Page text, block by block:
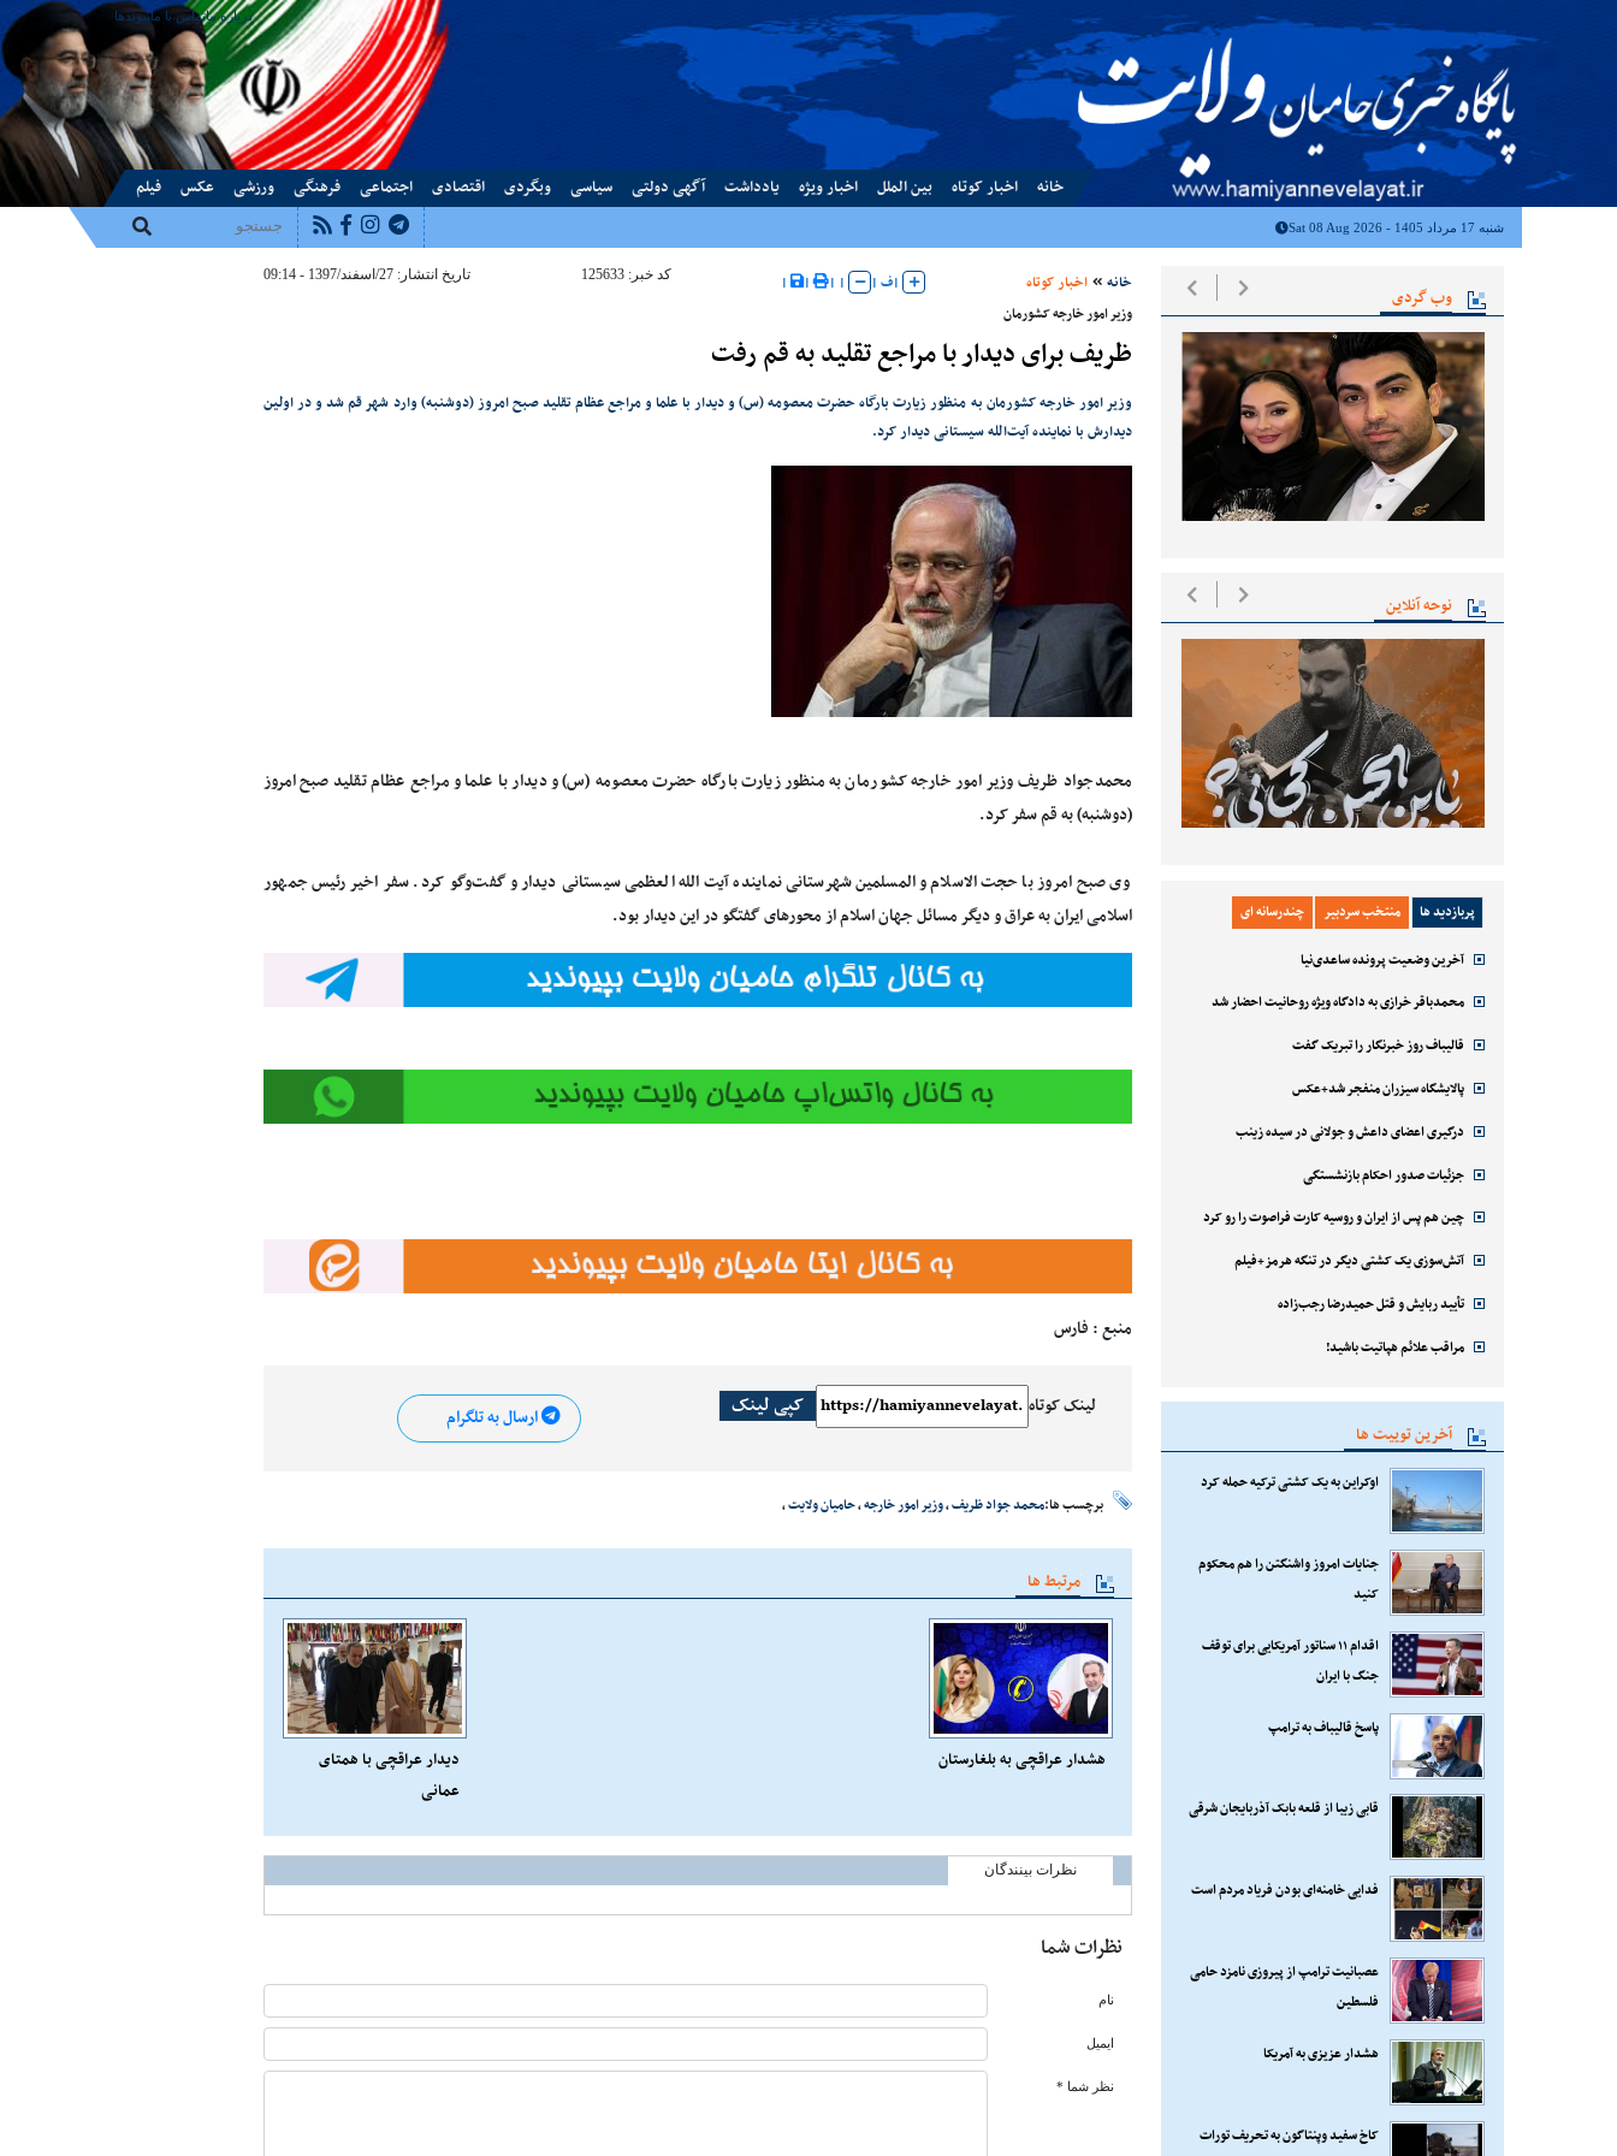
درباره ماتماس با ماپیوندها
خانه اخبار کوتاه بین الملل اخبار ویژه یادداشت آگهی دولتی سیاسی وبگردی اقتصادی اجتماعی فرهنگی ورزشی عکس فیلم
شنبه 17 مرداد 1405 - Sat 08 Aug 2026
وب گردی
نوحه آنلاین
پربازدید ها منتخب سردبیر چندرسانه ای
آخرین وضعیت پرونده ساعدی‌نیا
محمدباقر خرازی به دادگاه ویژه روحانیت احضار شد
قالیباف روز خبرنگار را تبریک گفت
پالایشگاه سیزران منفجر شد+عکس
درگیری اعضای داعش و جولانی در سیده زینب
جزئیات صدور احکام بازنشستگی
چین هم پس از ایران و روسیه کارت فراصوت را رو کرد
آتش‌سوزی یک کشتی دیگر در تنگه هرمز+فیلم
تأیید ربایش و قتل حمیدرضا رجب‌زاده
مراقب علائم هپاتیت باشید!
آخرین توییت ها
اوکراین به یک کشتی ترکیه حمله کرد
جنایات امروز واشنگتن را هم محکوم
کنید
اقدام ۱۱ سناتور آمریکایی برای توقف
جنگ با ایران
پاسخ قالیباف به ترامپ
قابی زیبا از قلعه بابک آذربایجان شرقی
فدایی خامنه‌ای بودن فریاد مردم است
عصبانیت ترامپ از پیروزی نامزد حامی
فلسطین
هشدار عزیزی به آمریکا
کاخ سفید وپنتاگون به تحریف تورات
خانه اخبار کوتاه |ف|
|
|
|
| کد خبر: 125633 تاریخ انتشار: 27/اسفند/1397 - 09:14
وزیر امور خارجه کشورمان
ظریف برای دیدار با مراجع تقلید به قم رفت
وزیر امور خارجه کشورمان به منظور زیارت بارگاه حضرت معصومه (س) و دیدار با علما و مراجع عظام تقلید صبح امروز (دوشنبه) وارد شهر قم شد و در اولین
دیدارش با نماینده آیت‌الله سیستانی دیدار کرد.
محمدجواد ظریف وزیر امور خارجه کشورمان به منظور زیارت بارگاه حضرت معصومه (س) و دیدار با علما و مراجع عظام تقلید صبح امروز
(دوشنبه) به قم سفر کرد.
وی صبح امروز با حجت الاسلام و المسلمین شهرستانی نماینده آیت الله العظمی سیستانی دیدار و گفت‌وگو کرد. سفر اخیر رئیس جمهور
اسلامی ایران به عراق و دیگر مسائل جهان اسلام از محورهای گفتگو در این دیدار بود.
منبع : فارس
لینک کوتاه کپی لینک ارسال به تلگرام
برچسب ها:محمد جواد ظریف،وزیر امور خارجه،حامیان ولایت،
مرتبط ها
هشدار عراقچی به بلغارستان
دیدار عراقچی با همتای
عمانی
نظرات بینندگان
نظرات شما
نام
ایمیل
نظر شما *